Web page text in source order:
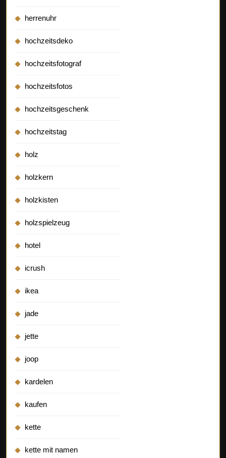
herrenuhr
hochzeitsdeko
hochzeitsfotograf
hochzeitsfotos
hochzeitsgeschenk
hochzeitstag
holz
holzkern
holzkisten
holzspielzeug
hotel
icrush
ikea
jade
jette
joop
kardelen
kaufen
kette
kette mit namen